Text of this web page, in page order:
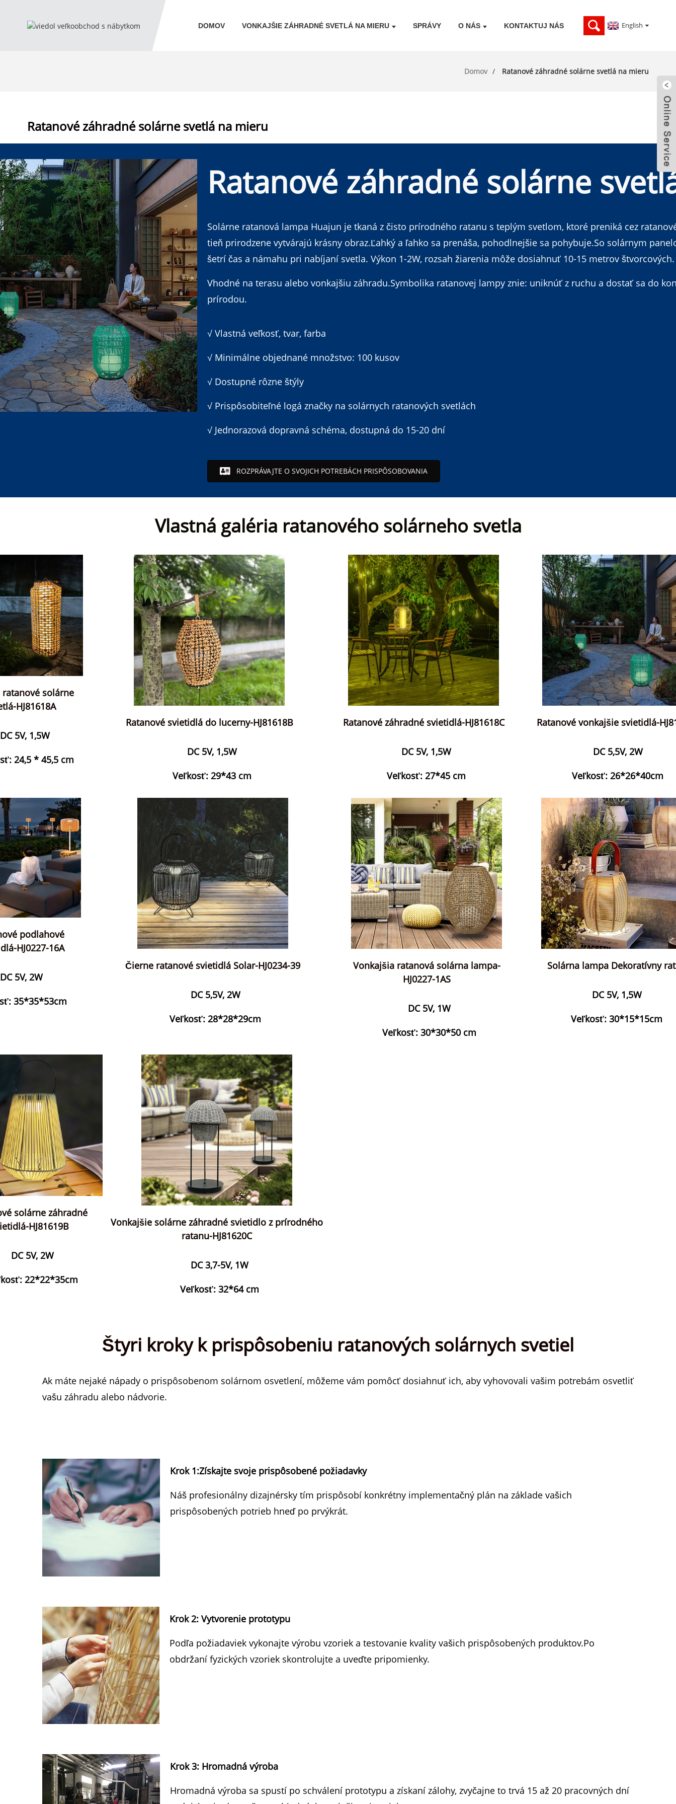
DOMOV VONKAJŠIE ZÁHRADNÉ SVETLÁ NA MIERU SPRÁVY O NÁS KONTAKTUJ NÁS English
Domov Ratanové záhradné solárne svetlá na mieru
Ratanové záhradné solárne svetlá na mieru
Ratanové záhradné solárne
Solárne ratanová lampa Huajun je tkaná z čisto prírodného ratanu s teplým svetlom, ktoré preniká cez
tieň prirodzene vytvárajú krásny obraz.Ľahký a ľahko sa prenáša, pohodlnejšie sa pohybuje.So solárnym
šetrí čas a námahu pri nabíjaní svetla. Výkon 1-2W, rozsah žiarenia môže dosiahnuť 10-15 metrov štvorcových.
Vhodné na terasu alebo vonkajšiu záhradu.Symbolika ratanovej lampy znie: uniknúť z ruchu a dostať sa do
prírodou.
√ Vlastná veľkosť, tvar, farba
√ Minimálne objednané množstvo: 100 kusov
√ Dostupné rôzne štýly
√ Prispôsobiteľné logá značky na solárnych ratanových svetlách
√ Jednorazová dopravná schéma, dostupná do 15-20 dní
ROZPRÁVAJTE O SVOJICH POTREBÁCH PRISPÔSOBOVANIA
Vlastná galéria ratanového solárneho svetla
ratanové solárne
HJ81618A
DC 5V, 1,5W
24,5 * 45,5 cm
Ratanové svietidlá do lucerny-HJ81618B
DC 5V, 1,5W
Veľkosť: 29*43 cm
Ratanové záhradné svietidlá-HJ81618C
DC 5V, 1,5W
Veľkosť: 27*45 cm
Ratanové vonkajšie svietidlá-
DC 5,5V, 2W
Veľkosť: 26*26*40cm
podlahové
HJ0227-16A
DC 5V, 2W
35*35*53cm
Čierne ratanové svietidlá Solar-HJ0234-39
DC 5,5V, 2W
Veľkosť: 28*28*29cm
Vonkajšia ratanová solárna lampa-
HJ0227-1AS
DC 5V, 1W
Veľkosť: 30*30*50 cm
Solárna lampa Dekoratívny
DC 5V, 1,5W
Veľkosť: 30*15*15cm
solárne záhradné
HJ81619B
DC 5V, 2W
22*22*35cm
Vonkajšie solárne záhradné svietidlo z prírodného
ratanu-HJ81620C
DC 3,7-5V, 1W
Veľkosť: 32*64 cm
Štyri kroky k prispôsobeniu ratanových solárnych svetiel
Ak máte nejaké nápady o prispôsobenom solárnom osvetlení, môžeme vám pomôcť dosiahnuť ich, aby vyhovovali vašim potrebám osvetliť
vašu záhradu alebo nádvorie.
Krok 1:Získajte svoje prispôsobené požiadavky
Náš profesionálny dizajnérsky tím prispôsobí konkrétny implementačný plán na základe vašich
prispôsobených potrieb hneď po prvýkrát.
Krok 2: Vytvorenie prototypu
Podľa požiadaviek vykonajte výrobu vzoriek a testovanie kvality vašich prispôsobených produktov.Po
obdržaní fyzických vzoriek skontrolujte a uveďte pripomienky.
Krok 3: Hromadná výroba
Hromadná výroba sa spustí po schválení prototypu a získaní zálohy, zvyčajne to trvá 15 až 20 pracovných dní